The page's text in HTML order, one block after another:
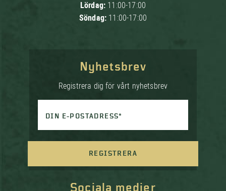
Lördag: 11:00-17:00
Söndag: 11:00-17:00
Sociala medier
Nyhetsbrev
Registrera dig för vårt nyhetsbrev
DIN E-POSTADRESS*
REGISTRERA